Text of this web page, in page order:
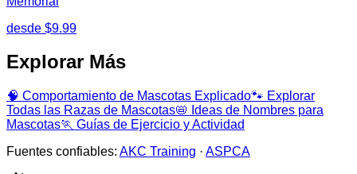
desde $9.99
Explorar Más
🧠 Comportamiento de Mascotas Explicado🐾 Explorar
Todas las Razas de Mascotas📛 Ideas de Nombres para
Mascotas🏃 Guías de Ejercicio y Actividad
Fuentes confiables: AKC Training · ASPCA